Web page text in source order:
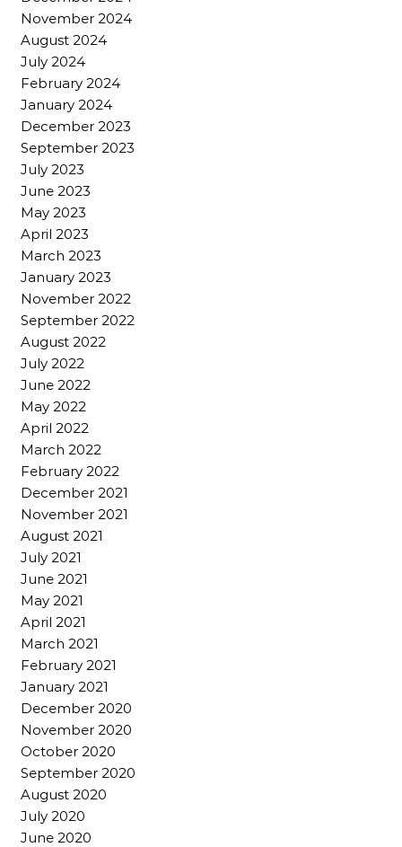
November 2024
August 2024
July 2024
February 2024
January 2024
December 2023
September 2023
July 2023
June 2023
May 2023
April 2023
March 2023
January 2023
November 2022
September 2022
August 2022
July 2022
June 2022
May 2022
April 2022
March 2022
February 2022
December 2021
November 2021
August 2021
July 2021
June 2021
May 2021
April 2021
March 2021
February 2021
January 2021
December 2020
November 2020
October 2020
September 2020
August 2020
July 2020
June 2020